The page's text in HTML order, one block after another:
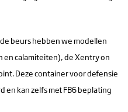
beurs hebben we modellen
calamiteiten), de Xentry on
Deze container voor defensie
kan zelfs met FB6 beplating